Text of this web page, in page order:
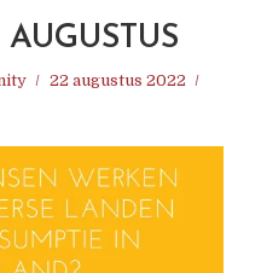
22 augustus 2022